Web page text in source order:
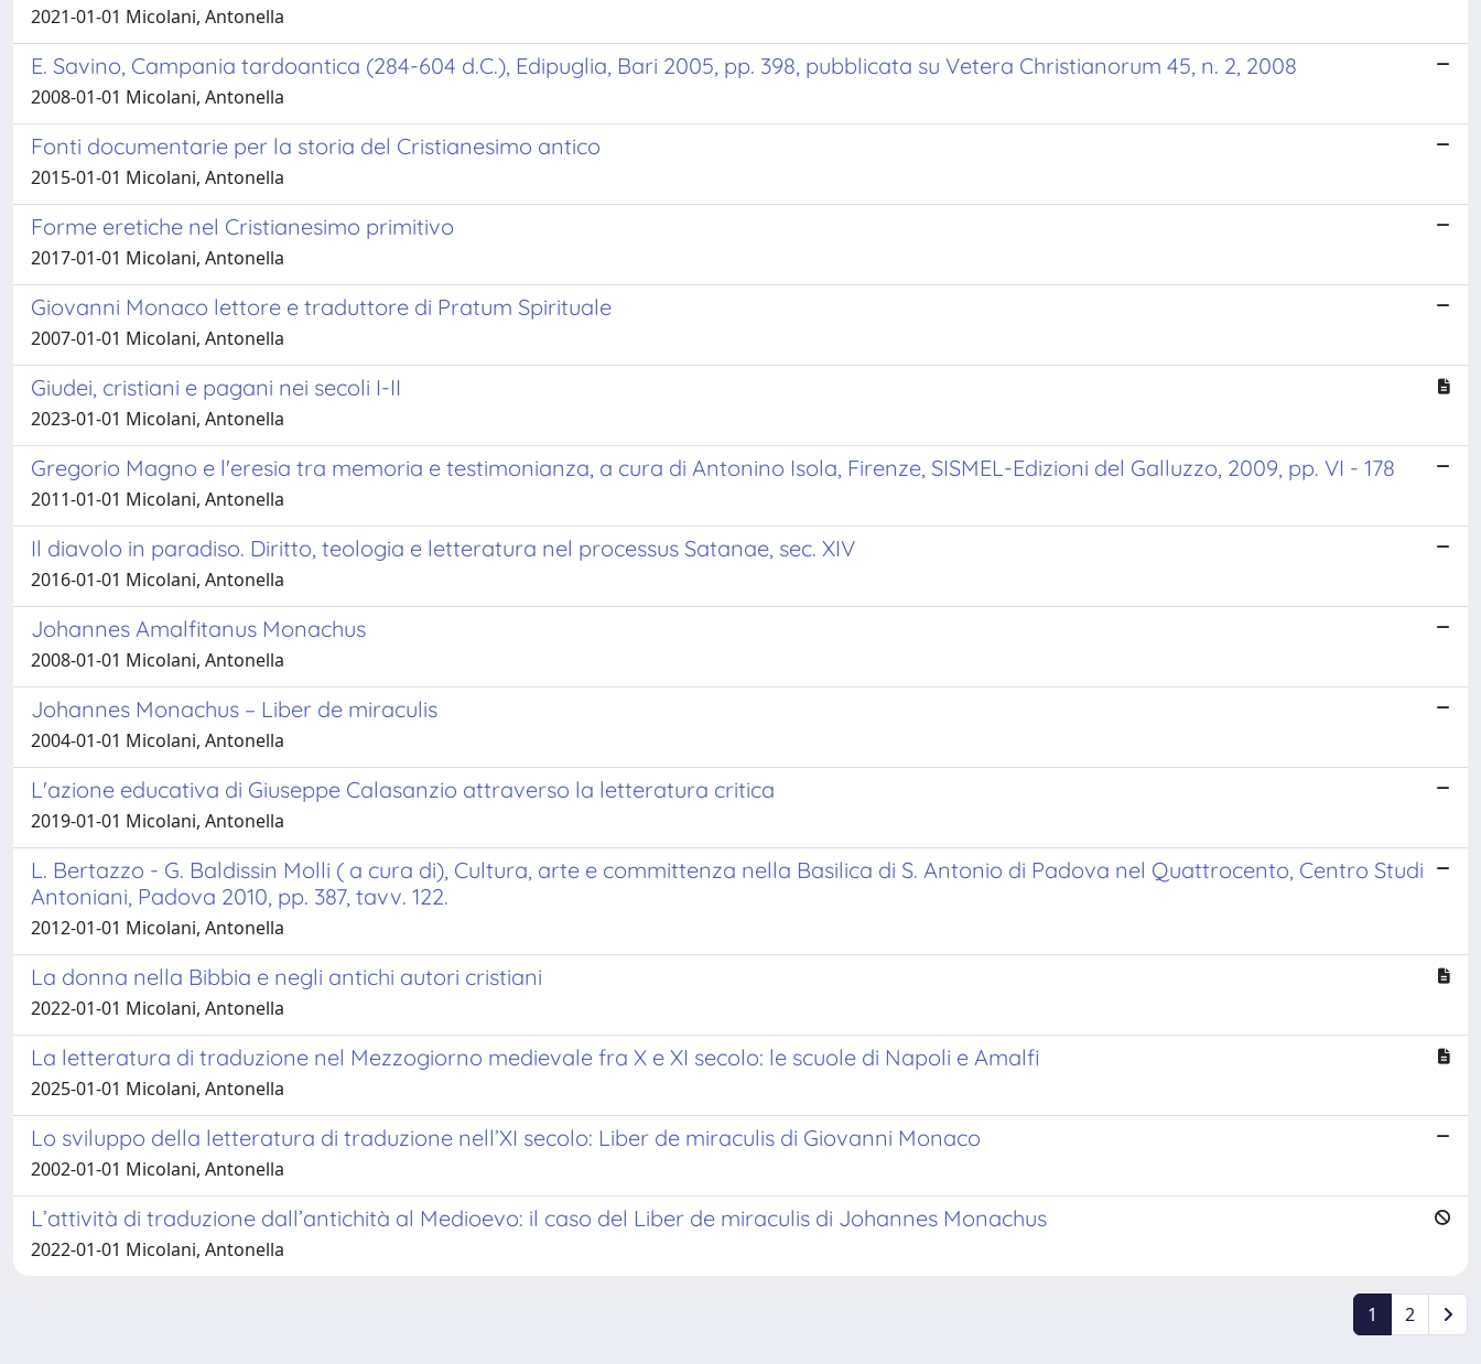
2021-01-01 Micolani, Antonella
E. Savino, Campania tardoantica (284-604 d.C.), Edipuglia, Bari 2005, pp. 398, pubblicata su Vetera Christianorum 45, n. 2, 2008
2008-01-01 Micolani, Antonella
Fonti documentarie per la storia del Cristianesimo antico
2015-01-01 Micolani, Antonella
Forme eretiche nel Cristianesimo primitivo
2017-01-01 Micolani, Antonella
Giovanni Monaco lettore e traduttore di Pratum Spirituale
2007-01-01 Micolani, Antonella
Giudei, cristiani e pagani nei secoli I-II
2023-01-01 Micolani, Antonella
Gregorio Magno e l'eresia tra memoria e testimonianza, a cura di Antonino Isola, Firenze, SISMEL-Edizioni del Galluzzo, 2009, pp. VI - 178
2011-01-01 Micolani, Antonella
Il diavolo in paradiso. Diritto, teologia e letteratura nel processus Satanae, sec. XIV
2016-01-01 Micolani, Antonella
Johannes Amalfitanus Monachus
2008-01-01 Micolani, Antonella
Johannes Monachus – Liber de miraculis
2004-01-01 Micolani, Antonella
L'azione educativa di Giuseppe Calasanzio attraverso la letteratura critica
2019-01-01 Micolani, Antonella
L. Bertazzo - G. Baldissin Molli ( a cura di), Cultura, arte e committenza nella Basilica di S. Antonio di Padova nel Quattrocento, Centro Studi
Antoniani, Padova 2010, pp. 387, tavv. 122.
2012-01-01 Micolani, Antonella
La donna nella Bibbia e negli antichi autori cristiani
2022-01-01 Micolani, Antonella
La letteratura di traduzione nel Mezzogiorno medievale fra X e XI secolo: le scuole di Napoli e Amalfi
2025-01-01 Micolani, Antonella
Lo sviluppo della letteratura di traduzione nell’XI secolo: Liber de miraculis di Giovanni Monaco
2002-01-01 Micolani, Antonella
L’attività di traduzione dall’antichità al Medioevo: il caso del Liber de miraculis di Johannes Monachus
2022-01-01 Micolani, Antonella
1 2